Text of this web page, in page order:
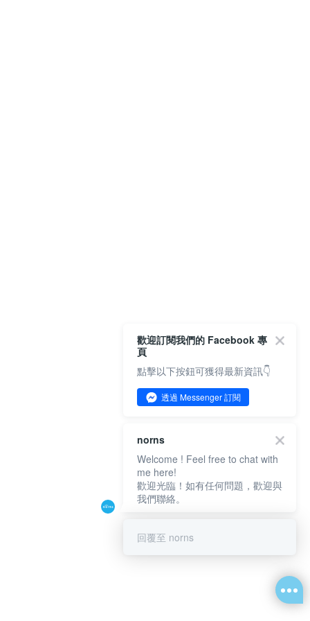
歡迎訂閱我們的 Facebook 專
頁
點擊以下按鈕可獲得最新資訊👇
透過 Messenger 訂閱
norns
Welcome ! Feel free to chat with
me here!
歡迎光臨！如有任何問題，歡迎與
我們聯絡。
回覆至 norns